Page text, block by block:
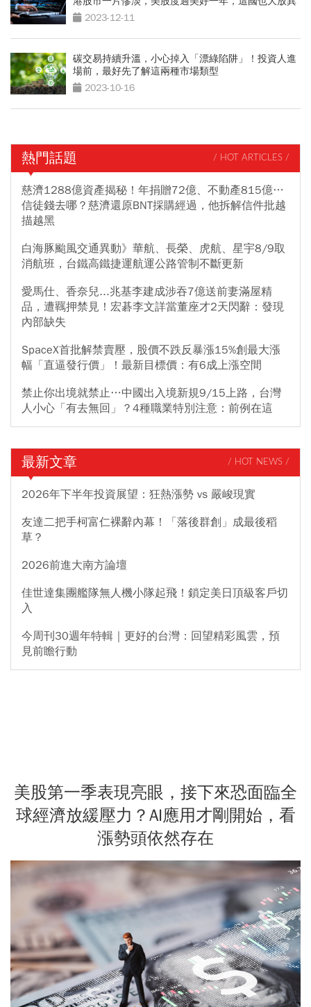
彩！2023-12-11
碳交易持續升溫，小心掉入「漂綠陷阱」！投資人進
場前，最好先了解這兩種市場類型
2023-10-16
熱門話題 / HOT ARTICLES /
慈濟1288億資產揭秘！年捐贈72億、不動產815億…
信徒錢去哪？慈濟還原BNT採購經過，他拆解信件批越
描越黑
白海豚颱風交通異動》華航、長榮、虎航、星宇8/9取
消航班，台鐵高鐵捷運航運公路管制不斷更新
愛馬仕、香奈兒...兆基李建成涉吞7億送前妻滿屋精
品，遭羈押禁見！宏碁李文詳當董座才2天閃辭：發現
內部缺失
SpaceX首批解禁賣壓，股價不跌反暴漲15%創最大漲
幅「直逼發行價」！最新目標價：有6成上漲空間
禁止你出境就禁止…中國出入境新規9/15上路，台灣
人小心「有去無回」？4種職業特別注意：前例在這
最新文章 / HOT NEWS /
2026年下半年投資展望：狂熱漲勢 vs 嚴峻現實
友達二把手柯富仁裸辭內幕！「落後群創」成最後稻
草？
2026前進大南方論壇
佳世達集團艦隊無人機小隊起飛！鎖定美日頂級客戶切
入
今周刊30週年特輯｜更好的台灣：回望精彩風雲，預
見前瞻行動
美股第一季表現亮眼，接下來恐面臨全
球經濟放緩壓力？AI應用才剛開始，看
漲勢頭依然存在